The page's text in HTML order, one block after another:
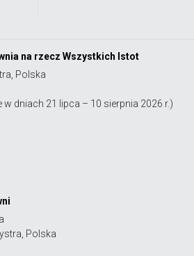
na rzecz Wszystkich Istot
Polska
w dniach 21 lipca – 10 sierpnia 2026 r.)
Polska